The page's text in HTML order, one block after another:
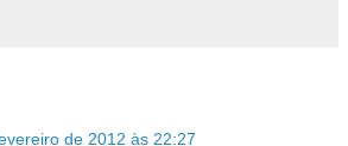
de 2012 às 22:27